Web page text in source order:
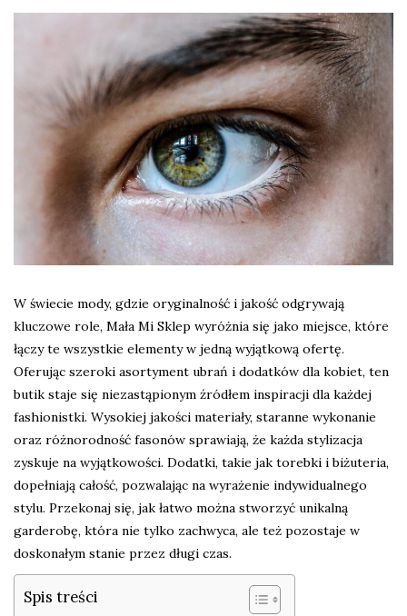
W świecie mody, gdzie oryginalność i jakość odgrywają
kluczowe role, Mała Mi Sklep wyróżnia się jako miejsce, które
łączy te wszystkie elementy w jedną wyjątkową ofertę.
Oferując szeroki asortyment ubrań i dodatków dla kobiet, ten
butik staje się niezastąpionym źródłem inspiracji dla każdej
fashionistki. Wysokiej jakości materiały, staranne wykonanie
oraz różnorodność fasonów sprawiają, że każda stylizacja
zyskuje na wyjątkowości. Dodatki, takie jak torebki i biżuteria,
dopełniają całość, pozwalając na wyrażenie indywidualnego
stylu. Przekonaj się, jak łatwo można stworzyć unikalną
garderobę, która nie tylko zachwyca, ale też pozostaje w
doskonałym stanie przez długi czas.
Spis treści